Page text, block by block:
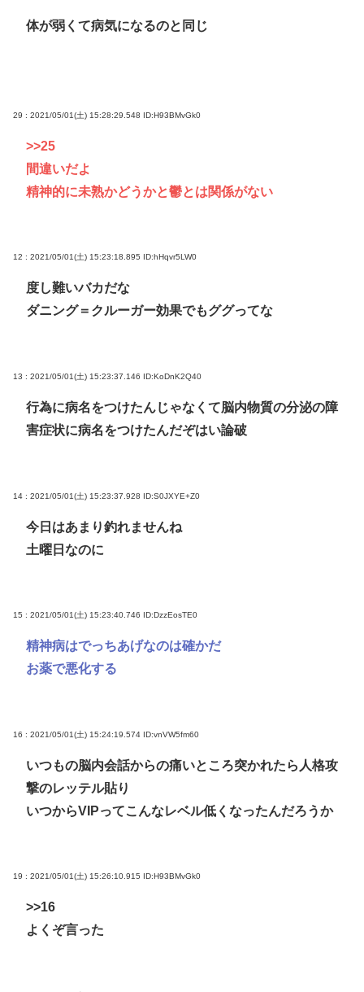
体が弱くて病気になるのと同じ
29 : 2021/05/01(土) 15:28:29.548 ID:H93BMvGk0
>>25
間違いだよ
精神的に未熟かどうかと鬱とは関係がない
12 : 2021/05/01(土) 15:23:18.895 ID:hHqvr5LW0
度し難いバカだな
ダニング＝クルーガー効果でもググってな
13 : 2021/05/01(土) 15:23:37.146 ID:KoDnK2Q40
行為に病名をつけたんじゃなくて脳内物質の分泌の障
害症状に病名をつけたんだぞはい論破
14 : 2021/05/01(土) 15:23:37.928 ID:S0JXYE+Z0
今日はあまり釣れませんね
土曜日なのに
15 : 2021/05/01(土) 15:23:40.746 ID:DzzEosTE0
精神病はでっちあげなのは確かだ
お薬で悪化する
16 : 2021/05/01(土) 15:24:19.574 ID:vnVW5fm60
いつもの脳内会話からの痛いところ突かれたら人格攻
撃のレッテル貼り
いつからVIPってこんなレベル低くなったんだろうか
19 : 2021/05/01(土) 15:26:10.915 ID:H93BMvGk0
>>16
よくぞ言った